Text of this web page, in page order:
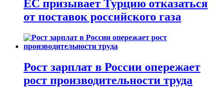
ЕС призывает Турцию отказаться
от поставок российского газа
Рост зарплат в России опережает
рост производительности труда